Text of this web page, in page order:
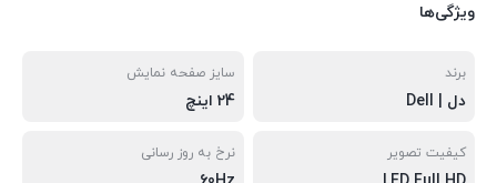
ویژگی‌ها
برند
دل | Dell
سایز صفحه نمایش
24 اینچ
کیفیت تصویر نرخ به روز رسانی